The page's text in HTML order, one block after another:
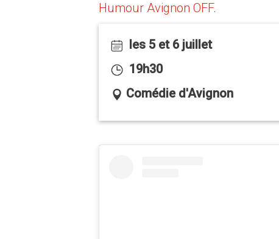
Humour Avignon OFF.
les 5 et 6 juillet
19h30
Comédie d'Avignon